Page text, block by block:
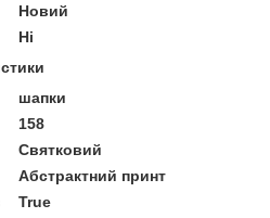
Новий
Ні
шапки
158
Святковий
Абстрактний принт
True